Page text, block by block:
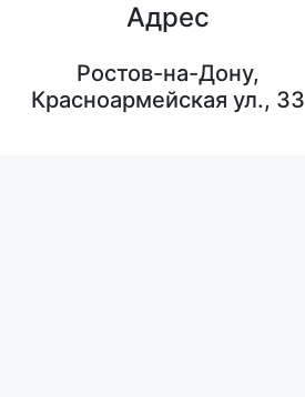
Адрес
Ростов-на-Дону,
Красноармейская ул., 33